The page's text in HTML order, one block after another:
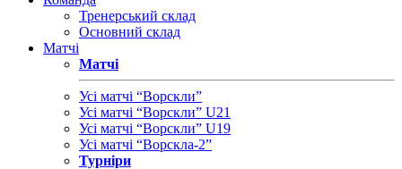
Тренерський склад
Основний склад
Матчі
Матчі
Усі матчі “Ворскли”
Усі матчі “Ворскли” U21
Усі матчі “Ворскли” U19
Усі матчі “Ворскла-2”
Турніри